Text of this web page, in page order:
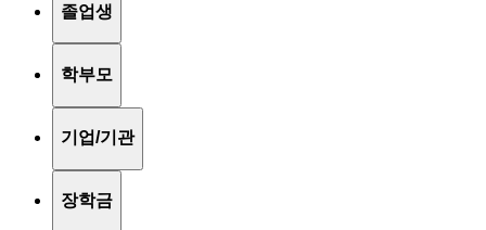
졸업생
학부모
기업/기관
장학금